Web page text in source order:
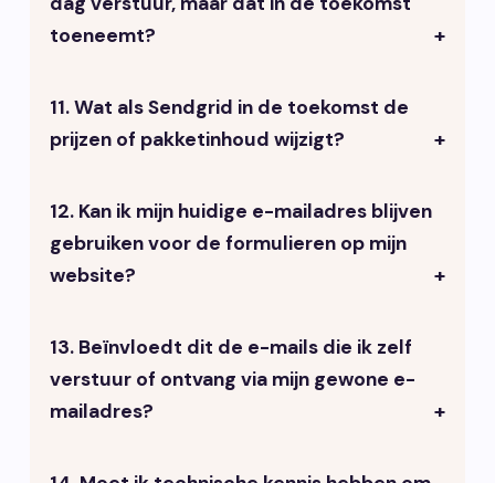
(een uur werk).
toeneemt?
Je kunt starten met het gratis pakket
van Sendgrid, maar als je meer gaat
betaald pakket of de centrale
VrijdagOnline oplossing overwegen.
11. Wat als Sendgrid in de toekomst de
prijzen of pakketinhoud wijzigt?
Je moet dan besluiten of je bij Sendgrid
blijft en de nieuwe kosten accepteert,
of dat je overstapt op een andere
12. Kan ik mijn huidige e-mailadres blijven
gebruiken voor de formulieren op mijn
website?
Ja, de wijzigingen hebben voornamelijk
betrekking op hoe de e-mails
verzonden worden, niet op de e-
13. Beïnvloedt dit de e-mails die ik zelf
verstuur of ontvang via mijn gewone e-
mailadres?